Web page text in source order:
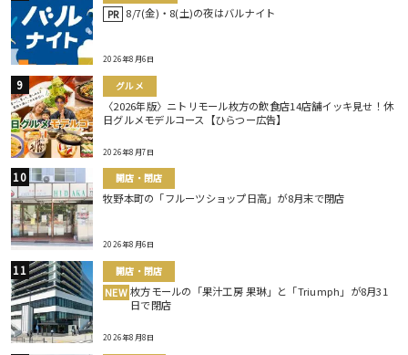
PR 8/7(金)・8(土)の夜はバルナイト
2026年8月6日
グルメ
〈2026年版〉ニトリモール枚方の飲食店14店舗イッキ見せ！休
日グルメモデルコース【ひらつー広告】
2026年8月7日
開店・閉店
牧野本町の「フルーツショップ日高」が8月末で閉店
2026年8月6日
開店・閉店
NEW 枚方モールの「果汁工房 果琳」と「Triumph」が8月31
日で閉店
2026年8月8日